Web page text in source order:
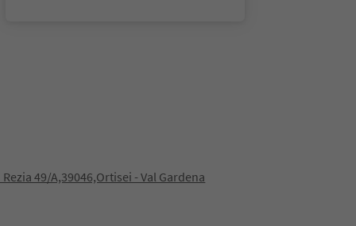
49/A,39046,Ortisei - Val Gardena